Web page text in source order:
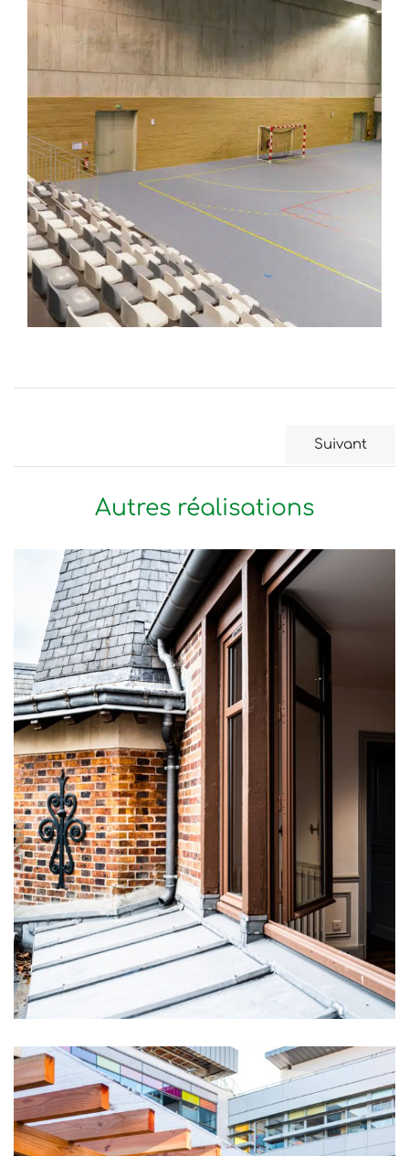
Suivant
Autres réalisations
Château des tourelles
École les Colombiers à Issy-
les-Moulineaux (92)